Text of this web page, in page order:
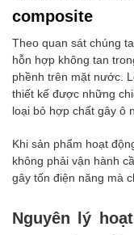
composite
Theo quan sát chúng
hỗn hợp không tan
phềnh trên mặt nước.
thiết kế được những
loại bỏ hợp chất gây ô
Khi sản phẩm hoạt
không phải vận hành
gây tốn điện năng mà
Nguyên lý